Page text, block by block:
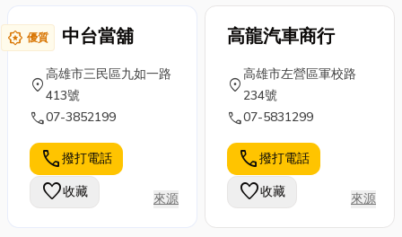
選擇到後製裝
訂，讓你一步
步了解印出完
美作品的關
鍵。 我們將
逐步拆解每個
環節的專業知
識，讓你從小
白晉升...
案！這不僅僅
是一種交通選
能讓你深度體
驗景點、盡享
高度彈性與個
人化的旅行方
式。它將傳統
程」轉化為
「專屬、...
各地運動員的
拼搏精神，並
屬於全人類的
運這場運動賽
事，你了解的
有多少呢？！
文章特搜 10
個...
award_star 優質 中台當舖
location_on
高雄市三民區九如一路
413號
call07-3852199
call撥打電話
favorite收藏 來源
高龍汽車商行
location_on
高雄市左營區軍校路
234號
call07-5831299
call撥打電話
favorite收藏 來源